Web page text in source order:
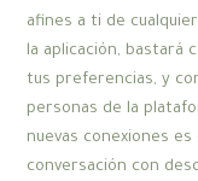
afines a ti de
la aplicación, bastará
tus preferencias, y
personas de la
nuevas conexiones es
conversación con